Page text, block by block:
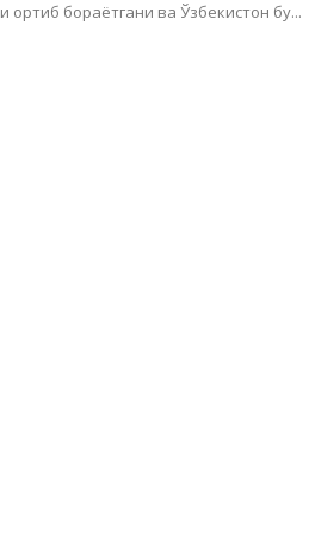
ортиб бораётгани ва Ўзбекистон бу...